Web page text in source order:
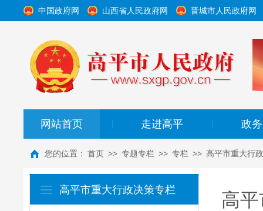
中国政府网 山西省人民政府网 晋城市人民政府网
网站首页 走进高平 政
您的位置： 首页 >> 专题专栏 >> 专栏 >> 高平市重大行
高平市重大行政决策专栏 高